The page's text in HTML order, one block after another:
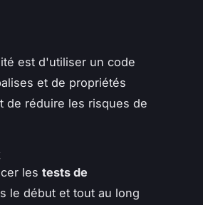
est d'utiliser un code
et de propriétés
de réduire les risques de
les tests de
le début et tout au long